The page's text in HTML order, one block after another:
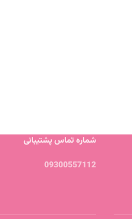
شماره تماس پشتیبانی
09300557112